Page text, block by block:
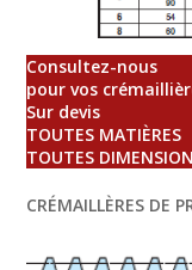
Consultez-nous
pour vos
Sur devis
TOUTES MATIÈRES
TOUTES
CRÉMAILLÈRES DE